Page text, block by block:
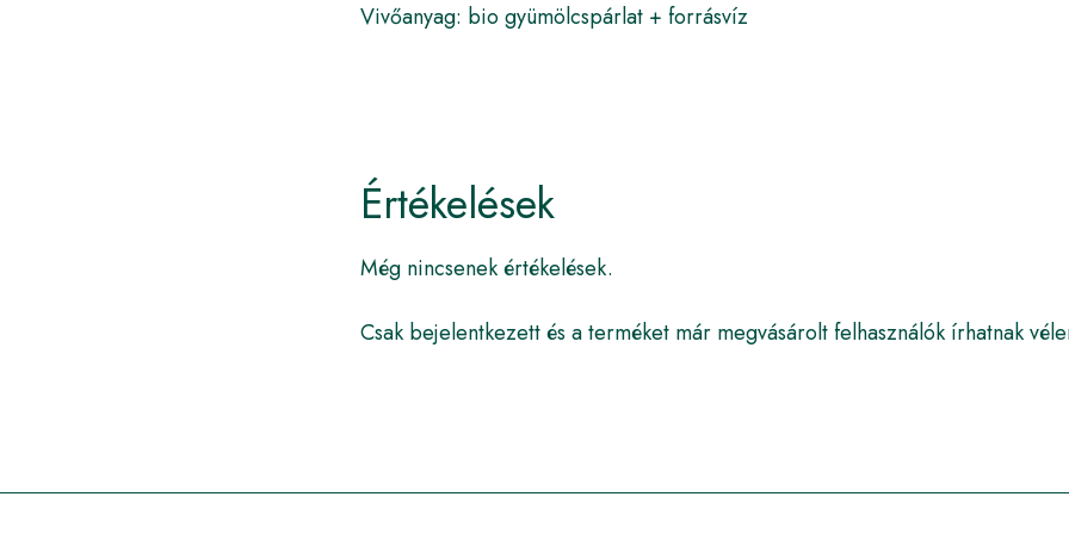
Vivőanyag: bio gyümölcspárlat + forrásvíz
Értékelések
Még nincsenek értékelések.
Csak bejelentkezett és a terméket már megvásárolt felhasználók írhatnak